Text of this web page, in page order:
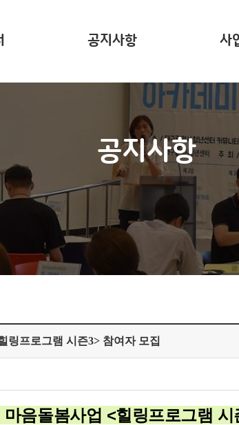
공지사항 사
공지사항
링프로그램 시즌3> 참여자 모집
마음돌봄사업 <힐링프로그램 시